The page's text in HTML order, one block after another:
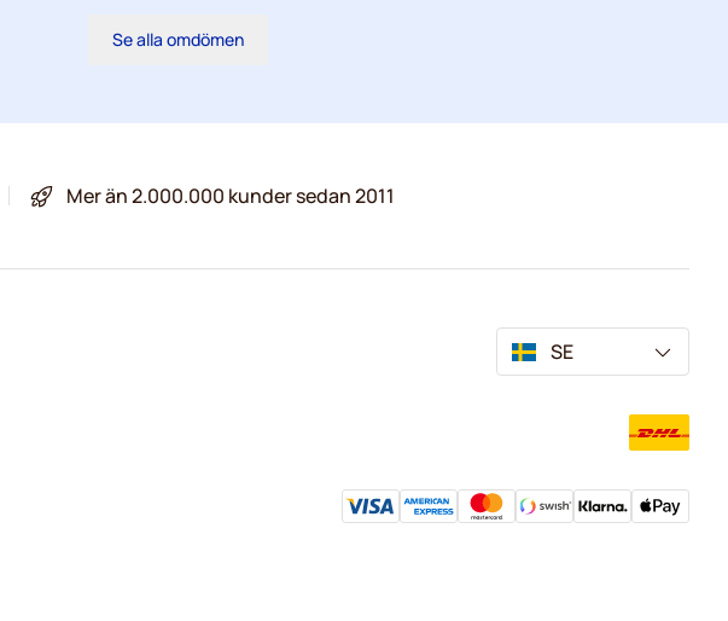
Se alla omdömen
Mer än 2.000.000 kunder sedan 2011
SE